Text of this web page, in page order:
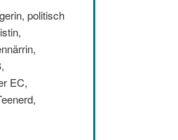
politisch
EC,